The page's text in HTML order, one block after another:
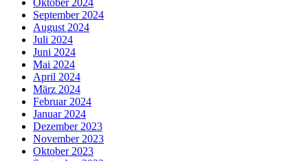
September 2024
August 2024
Juli 2024
Juni 2024
Mai 2024
April 2024
März 2024
Februar 2024
Januar 2024
Dezember 2023
November 2023
Oktober 2023